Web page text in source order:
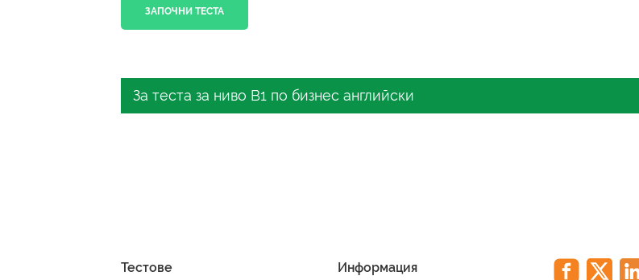
ЗАПОЧНИ ТЕСТА
За теста за ниво B1 по бизнес английски
Тестове Информация